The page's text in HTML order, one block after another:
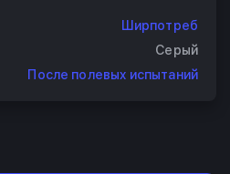
Ширпотреб
Серый
После полевых испытаний